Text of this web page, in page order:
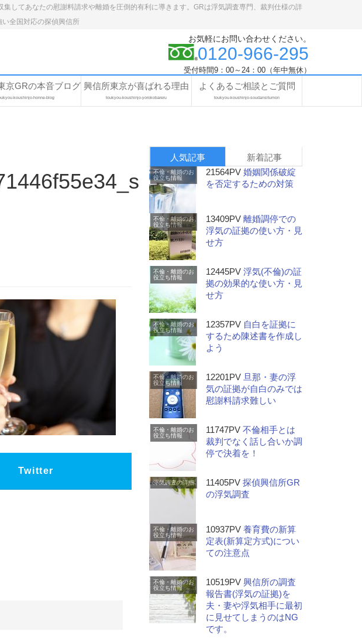
してあなたの慰謝料請求や離婚を圧倒的有利に導きます。GRは浮気調査専門、裁判仕様の詳
全国対応の探偵興信所
お気軽にお問い合わせください。
0120-966-295
受付時間9：00～24：00（年中無休）
京GRの本音ブログ
koushinjo-honne-blog
興信所東京が喜ばれる理由
toukyou-koushinjo-yorokobareru
よくあるご相談とご質問
toukyou-koushinjo-soudansitumon
Twitter
人気記事 新着記事
不倫・離婚のお
役立ち情報
21564PV 婚姻関係破綻
を否定するための対策
不倫・離婚のお
役立ち情報
13409PV 離婚調停での
浮気の証拠の使い方・見
せ方
不倫・離婚のお
役立ち情報
12445PV 浮気(不倫)の証
拠の効果的な使い方・見
せ方
不倫・離婚のお
役立ち情報
12357PV 自白を証拠に
するため陳述書を作成し
よう
不倫・離婚のお
役立ち情報
12201PV 旦那・妻の浮
気の証拠が自白のみでは
慰謝料請求難しい
不倫・離婚のお
役立ち情報
11747PV 不倫相手とは
裁判でなく話し合いか調
停で決着を！
浮気調査の詳細 11405PV 探偵興信所GR
の浮気調査
不倫・離婚のお
役立ち情報
10937PV 養育費の新算
定表(新算定方式)につい
ての注意点
不倫・離婚のお
役立ち情報
10519PV 興信所の調査
報告書(浮気の証拠)を
夫・妻や浮気相手に最初
に見せてしまうのはNG
です。